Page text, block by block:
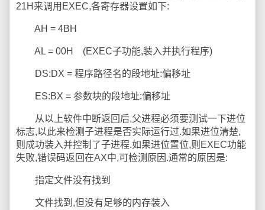
21H来调用EXEC,各寄存器设置如下:
AH = 4BH
AL = 00H (EXEC子功能,装入并执行程序)
DS:DX = 程序路径名的段地址:偏移址
ES:BX = 参数块的段地址:偏移址
从以上软件中断返回后,父进程必须要测试一下进位
标志,以此来检测子进程是否实际运行过.如果进位清楚,
则成功装入并控制了子进程.如果进位置位,则EXEC功能
失败,错误码返回在AX中,可检测原因.通常的原因是:
指定文件没有找到
文件找到,但没有足够的内存装入